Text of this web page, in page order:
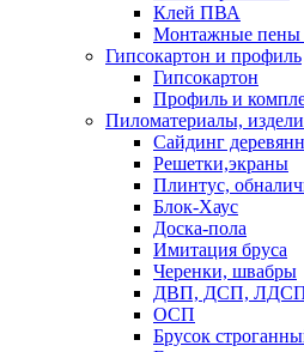
Клей ПВА
Монтажные пены
Гипсокартон и профиль
Гипсокартон
Профиль и
Пиломатериалы,
Сайдинг
Решетки,экраны
Плинтус,
Блок-Хаус
Доска-пола
Имитация бруса
Черенки, швабры
ДВП, ДСП,
ОСП
Брусок